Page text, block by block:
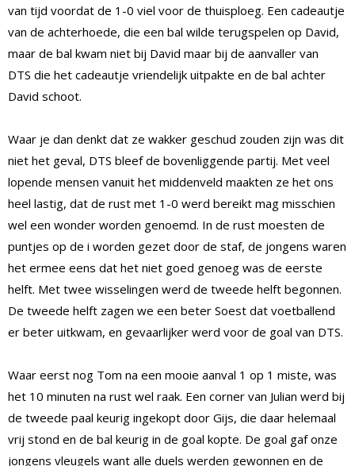
van tijd voordat de 1-0 viel voor de thuisploeg. Een cadeautje
van de achterhoede, die een bal wilde terugspelen op David,
maar de bal kwam niet bij David maar bij de aanvaller van
DTS die het cadeautje vriendelijk uitpakte en de bal achter
David schoot.
Waar je dan denkt dat ze wakker geschud zouden zijn was dit
niet het geval, DTS bleef de bovenliggende partij. Met veel
lopende mensen vanuit het middenveld maakten ze het ons
heel lastig, dat de rust met 1-0 werd bereikt mag misschien
wel een wonder worden genoemd. In de rust moesten de
puntjes op de i worden gezet door de staf, de jongens waren
het ermee eens dat het niet goed genoeg was de eerste
helft. Met twee wisselingen werd de tweede helft begonnen.
De tweede helft zagen we een beter Soest dat voetballend
er beter uitkwam, en gevaarlijker werd voor de goal van DTS.
Waar eerst nog Tom na een mooie aanval 1 op 1 miste, was
het 10 minuten na rust wel raak. Een corner van Julian werd bij
de tweede paal keurig ingekopt door Gijs, die daar helemaal
vrij stond en de bal keurig in de goal kopte. De goal gaf onze
jongens vleugels want alle duels werden gewonnen en de